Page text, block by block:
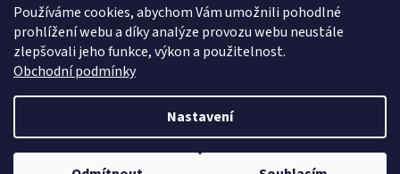
Používáme cookies, abychom Vám umožnili pohodlné
prohlížení webu a díky analýze provozu webu neustále
zlepšovali jeho funkce, výkon a použitelnost.
Obchodní podmínky
Nastavení